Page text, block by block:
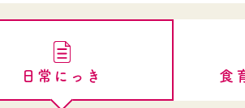
日常にっき 食